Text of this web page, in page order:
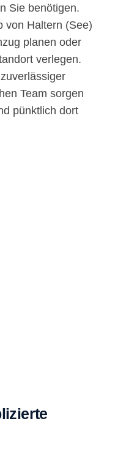
Sie benötigen.
von Haltern (See)
planen oder
verlegen.
Team sorgen
pünktlich dort